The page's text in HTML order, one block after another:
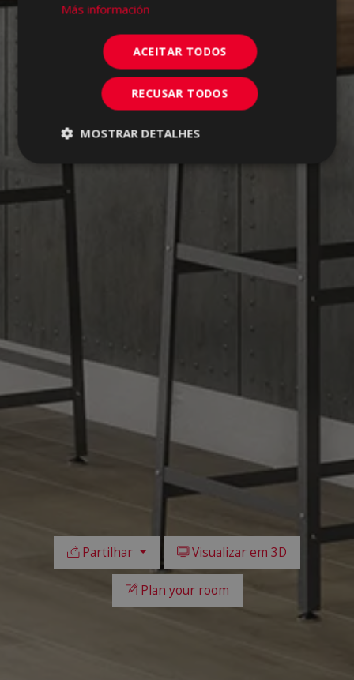
Partilhar Visualizar em 3D
Plan your room
Más información
ACEITAR TODOS
RECUSAR TODOS
MOSTRAR DETALHES